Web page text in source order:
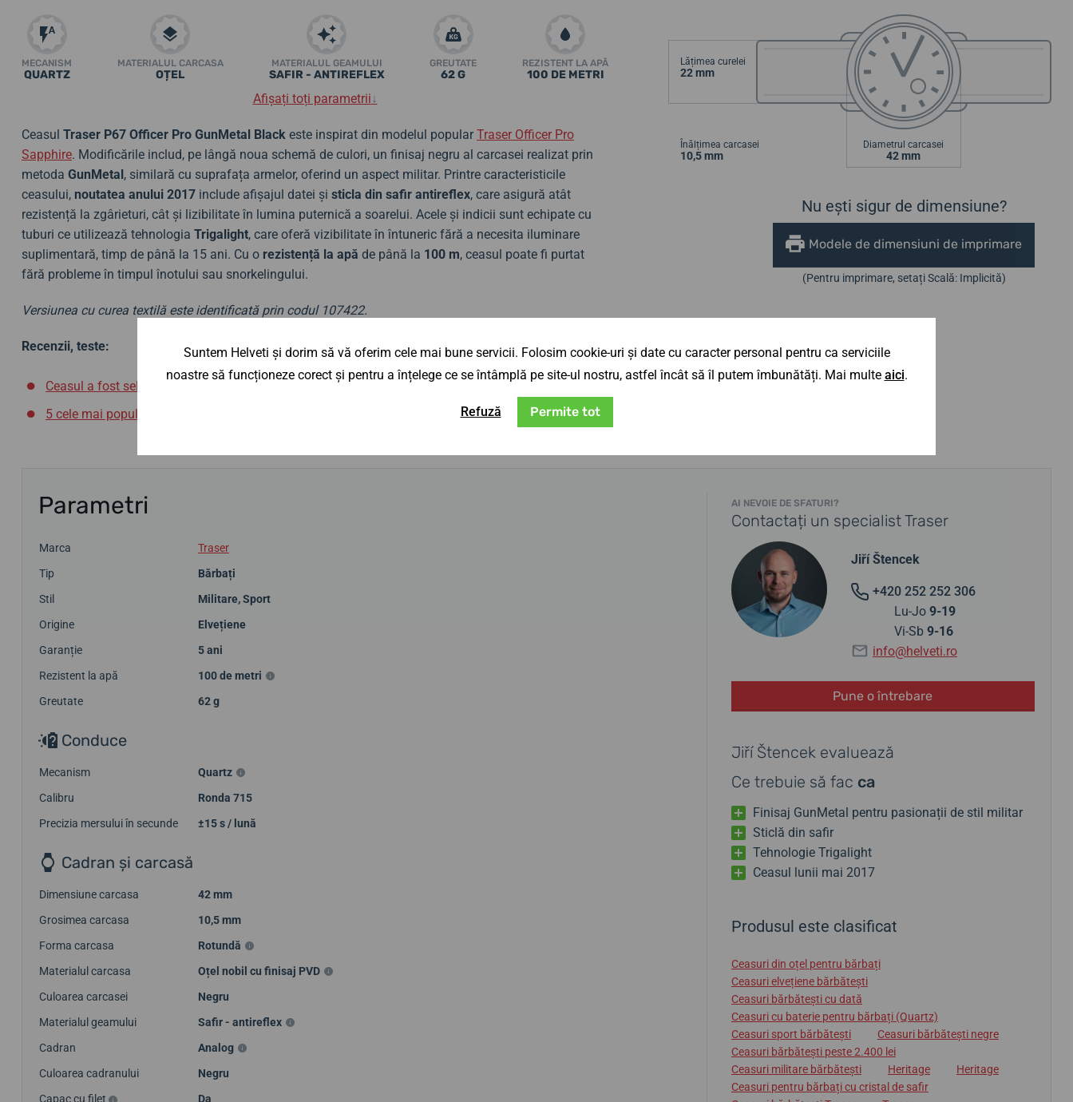
MECANISM
QUARTZ
MATERIALUL CARCASA
OȚEL
MATERIALUL GEAMULUI
SAFIR - ANTIREFLEX
GREUTATE
62 G
REZISTENT LA APĂ
100 DE METRI
Afișați toți parametrii↓
Ceasul Traser P67 Officer Pro GunMetal Black este inspirat din modelul popular Traser Officer Pro
Sapphire. Modificările includ, pe lângă noua schemă de culori, un finisaj negru al carcasei realizat prin
metoda GunMetal , similară cu suprafața armelor, oferind un aspect militar. Printre caracteristicile
ceasului, noutatea anului 2017 include afișajul datei și sticla din safir antireflex, care asigură atât
rezistență la zgârieturi, cât și lizibilitate în lumina puternică a soarelui. Acele și indicii sunt echipate cu
tuburi ce utilizează tehnologia Trigalight, care oferă vizibilitate în întuneric fără a necesita iluminare
suplimentară, timp de până la 15 ani. Cu o rezistență la apă de până la 100 m, ceasul poate fi purtat
fără probleme în timpul înotului sau snorkelingului.
Versiunea cu curea textilă este identificată prin codul 107422.
Recenzii, teste:
Ceasul a fost selectat drept "Ceasul lunii mai 2017"
5 cele mai populare modele de ceasuri elvețiene Traser
Lățimea curelei
22 mm
Înălțimea carcasei
10,5 mm
Diametrul carcasei
42 mm
Nu ești sigur de dimensiune?
Modele de dimensiuni de imprimare
(Pentru imprimare, setați Scală: Implicită)
Parametri
Marca
Traser
Tip
Bărbați
Stil
Militare,Sport
Origine
Elvețiene
Garanție
5 ani
Rezistent la apă
100 de metri
Greutate
62 g
Conduce
Mecanism
Quartz
Calibru
Ronda 715
Precizia mersului în secunde
±15 s / lună
Cadran și carcasă
Dimensiune carcasa
42 mm
Grosimea carcasa
10,5 mm
Forma carcasa
Rotundă
Materialul carcasa
Oțel nobil cu finisaj PVD
Culoarea carcasei
Negru
Materialul geamului
Safir - antireflex
Cadran
Analog
Culoarea cadranului
Negru
Capac cu filet
Da
AI NEVOIE DE SFATURI?
Contactați un specialist Traser
Jiří Štencek
+420 252 252 306
Lu-Jo 9-19
Vi-Sb 9-16
info@helveti.ro
Pune o întrebare
Jiří Štencek evaluează
Ce trebuie să fac ca
Finisaj GunMetal pentru pasionații de stil militar
Sticlă din safir
Tehnologie Trigalight
Ceasul lunii mai 2017
Produsul este clasificat
Ceasuri din oțel pentru bărbați
Ceasuri elvețiene bărbătești
Ceasuri bărbătești cu dată
Ceasuri cu baterie pentru bărbați (Quartz)
Ceasuri sport bărbătești
Ceasuri bărbătești negre
Ceasuri bărbătești peste 2.400 lei
Ceasuri militare bărbătești
Heritage
Heritage
Ceasuri pentru bărbați cu cristal de safir
Suntem Helveti și dorim să vă oferim cele mai bune servicii. Folosim cookie-uri și date cu caracter personal pentru ca serviciile
noastre să funcționeze corect și pentru a înțelege ce se întâmplă pe site-ul nostru, astfel încât să îl putem îmbunătăți. Mai multe aici.
Refuză Permite tot